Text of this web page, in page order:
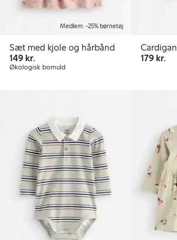
Medlem: -25% børnetøj
Sæt med kjole og hårbånd
149 kr.
Økologisk bomuld
179 kr.